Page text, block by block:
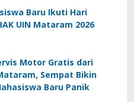
Baru Ikuti Hari
UIN Mataram 2026
Motor Gratis dari
Sempat Bikin
Baru Panik